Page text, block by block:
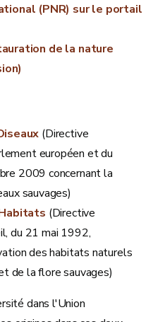
(PNR) sur le portail
de la nature
(Directive
européen et du
2009 concernant la
sauvages)
(Directive
du 21 mai 1992,
des habitats naturels
de la flore sauvages)
dans l'Union